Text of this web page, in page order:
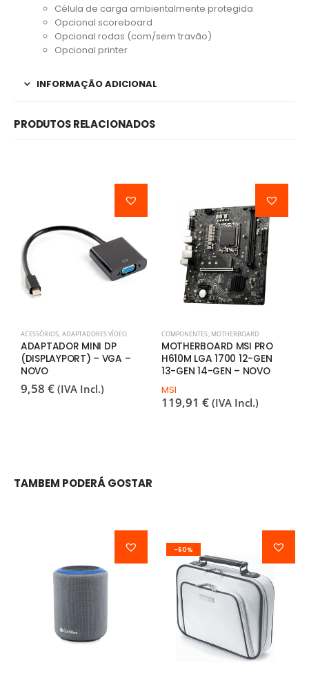
Célula de carga ambientalmente protegida
Opcional scoreboard
Opcional rodas (com/sem travão)
Opcional printer
INFORMAÇÃO ADICIONAL
PRODUTOS RELACIONADOS
ACESSÓRIOS ADAPTADORES VÍDEO
ADAPTADOR MINI DP
(DISPLAYPORT) – VGA –
NOVO
9,58 € (IVA Incl.)
COMPONENTES MOTHERBOARD
MOTHERBOARD MSI PRO
H610M LGA 1700 12-GEN
13-GEN 14-GEN – NOVO
MSI
119,91 € (IVA Incl.)
TAMBEM PODERÁ GOSTAR
-60%